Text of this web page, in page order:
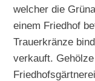
welcher die
einem Friedhof
Trauerkränze
verkauft.